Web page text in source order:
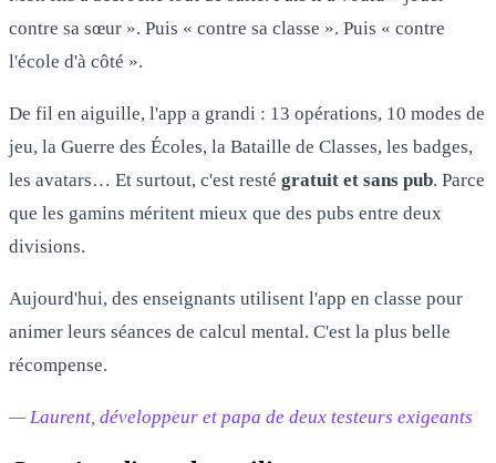
contre sa sœur ». Puis « contre sa classe ». Puis « contre
l'école d'à côté ».
De fil en aiguille, l'app a grandi : 13 opérations, 10 modes de
jeu, la Guerre des Écoles, la Bataille de Classes, les badges,
les avatars… Et surtout, c'est resté gratuit et sans pub. Parce
que les gamins méritent mieux que des pubs entre deux
divisions.
Aujourd'hui, des enseignants utilisent l'app en classe pour
animer leurs séances de calcul mental. C'est la plus belle
récompense.
— Laurent, développeur et papa de deux testeurs exigeants